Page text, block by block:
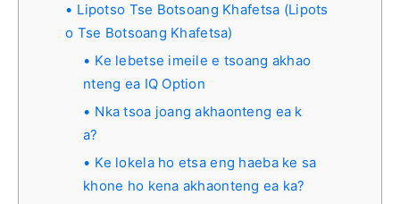
Lipotso Tse Botsoang Khafetsa (Lipots
o Tse Botsoang Khafetsa)
Ke lebetse imeile e tsoang akhao
nteng ea IQ Option
Nka tsoa joang akhaonteng ea k
a?
Ke lokela ho etsa eng haeba ke sa
khone ho kena akhaonteng ea ka?